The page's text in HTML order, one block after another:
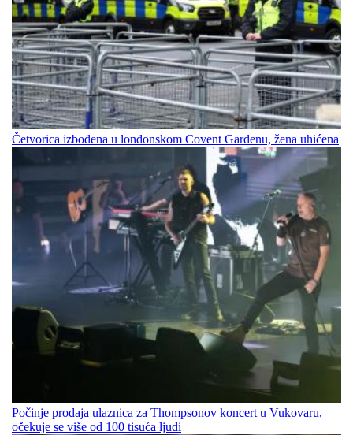
Četvorica izbodena u londonskom Covent Gardenu, žena uhićena
Počinje prodaja ulaznica za Thompsonov koncert u Vukovaru,
očekuje se više od 100 tisuća ljudi